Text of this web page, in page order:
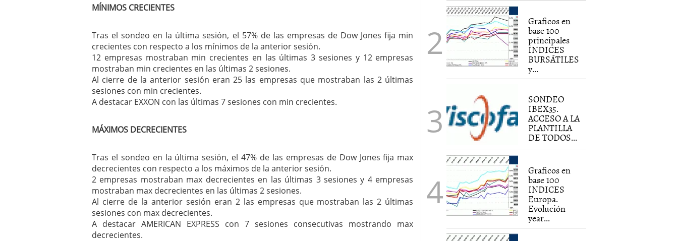
MÍNIMOS CRECIENTES
Tras el sondeo en la última sesión, el 57% de las empresas de Dow Jones fija min
crecientes con respecto a los mínimos de la anterior sesión.
12 empresas mostraban min crecientes en las últimas 3 sesiones y 12 empresas
mostraban min crecientes en las últimas 2 sesiones.
Al cierre de la anterior sesión eran 25 las empresas que mostraban las 2 últimas
sesiones con min crecientes.
A destacar EXXON con las últimas 7 sesiones con min crecientes.
MÁXIMOS DECRECIENTES
Tras el sondeo en la última sesión, el 47% de las empresas de Dow Jones fija max
decrecientes con respecto a los máximos de la anterior sesión.
2 empresas mostraban max decrecientes en las últimas 3 sesiones y 4 empresas
mostraban max decrecientes en las últimas 2 sesiones.
Al cierre de la anterior sesión eran 2 las empresas que mostraban las 2 últimas
sesiones con max decrecientes.
A destacar AMERICAN EXPRESS con 7 sesiones consecutivas mostrando max
decrecientes.
Graficos en
base 100
principales
INDICES
BURSÁTILES
y...
SONDEO
IBEX35.
ACCESO A LA
PLANTILLA
DE TODOS...
Graficos en
base 100
INDICES
Europa.
Evolución
year...